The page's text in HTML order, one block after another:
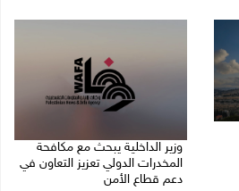
وزير الداخلية يبحث مع مكافحة
المخدرات الدولي تعزيز التعاون في
دعم قطاع الأمن